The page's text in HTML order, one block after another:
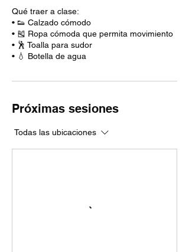
Qué traer a clase:
• 👟 Calzado cómodo
• 🎽 Ropa cómoda que permita movimiento
• 🕺 Toalla para sudor
• 💧 Botella de agua
Próximas sesiones
Todas las ubicaciones